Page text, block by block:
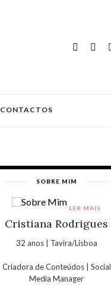
CONTACTOS
SOBRE MIM
Cristiana Rodrigues
32 anos | Tavira/Lisboa
Criadora de Conteúdos | Social
Media Manager
LER MAIS